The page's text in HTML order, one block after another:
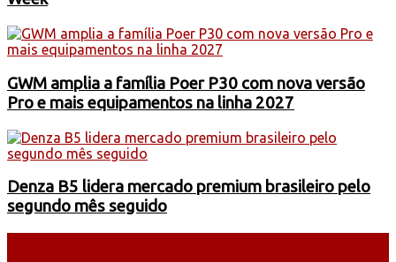
GWM amplia a família Poer P30 com nova versão
Pro e mais equipamentos na linha 2027
Denza B5 lidera mercado premium brasileiro pelo
segundo mês seguido